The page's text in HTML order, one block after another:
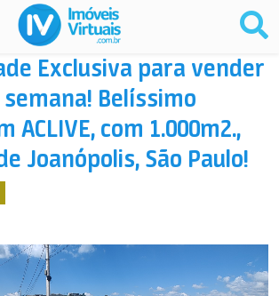
Exclusiva para vender
Belíssimo
ACLIVE, com 1.000m2.,
Joanópolis, São Paulo!